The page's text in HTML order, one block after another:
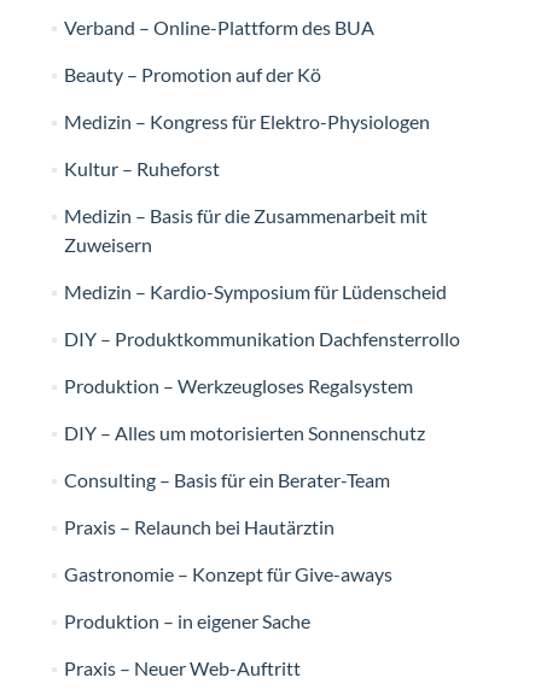
Verband – Online-Plattform des BUA
Beauty – Promotion auf der Kö
Medizin – Kongress für Elektro-Physiologen
Kultur – Ruheforst
Medizin – Basis für die Zusammenarbeit mit
Zuweisern
Medizin – Kardio-Symposium für Lüdenscheid
DIY – Produktkommunikation Dachfensterrollo
Produktion – Werkzeugloses Regalsystem
DIY – Alles um motorisierten Sonnenschutz
Consulting – Basis für ein Berater-Team
Praxis – Relaunch bei Hautärztin
Gastronomie – Konzept für Give-aways
Produktion – in eigener Sache
Praxis – Neuer Web-Auftritt